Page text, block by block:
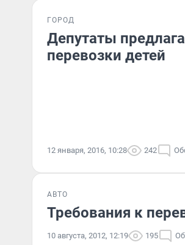
ГОРОД
Депутаты
перевозки детей
12 января, 2016, 10:28 242
АВТО
Требования к
10 августа, 2012, 12:19 195